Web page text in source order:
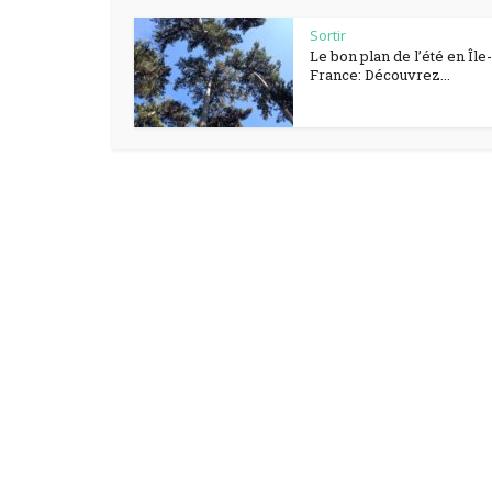
Sortir
Le bon plan de l’été en
France: Découvrez...